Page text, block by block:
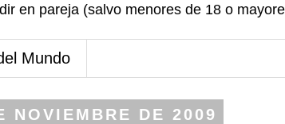
en pareja (salvo menores de 18 o
Mundo
NOVIEMBRE DE 2009